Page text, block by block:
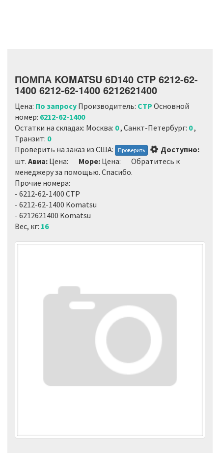
ПОМПА KOMATSU 6D140 CTP 6212-62-
1400 6212-62-1400 6212621400
Цена: По запросу Производитель: CTP Основной
номер: 6212-62-1400
Остатки на складах: Москва: 0, Санкт-Петербург: 0,
Транзит: 0
Проверить на заказ из США:
Проверить Loading...
Доступно:
шт. Авиа: Цена: Море: Цена:
Обратитесь к
менеджеру за помощью. Спасибо.
Прочие номера:
- 6212-62-1400 CTP
- 6212-62-1400 Komatsu
- 6212621400 Komatsu
Вес, кг: 16